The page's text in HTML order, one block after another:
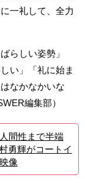
一礼して、全力
らしい姿勢」
い」「礼に始ま
なかなかいな
編集部）
間性まで半端
勇輝がコートイ
像